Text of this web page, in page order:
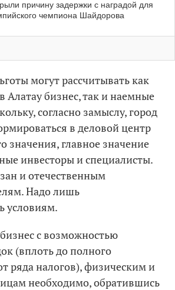
причину задержки с наградой для
чемпиона Шайдорова
могут рассчитывать как
Алатау бизнес, так и наемные
согласно замыслу, город
в деловой центр
значения, главное значение
инвесторы и специалисты.
и отечественным
Надо лишь
условиям.
с возможностью
(вплоть до полного
ряда налогов), физическим и
необходимо, обратившись